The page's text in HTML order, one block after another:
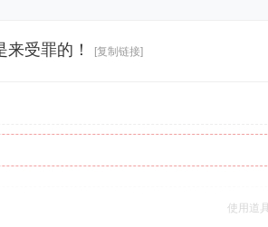
受罪的！ [复制链接]
使用道具